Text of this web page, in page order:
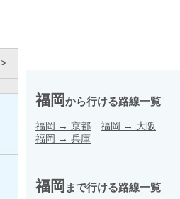
福岡から行ける路線一覧
福岡 → 京都 福岡 → 大阪
福岡 → 兵庫
福岡 まで行ける路線一覧